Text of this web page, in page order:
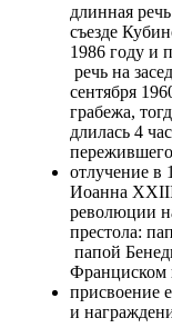
длинная
съезде
1986 году и
речь на
сентября
грабежа,
длилась 4
отлучение в
Иоанна XXIII
революции
престола:
папой
Франциском
присвоение
и